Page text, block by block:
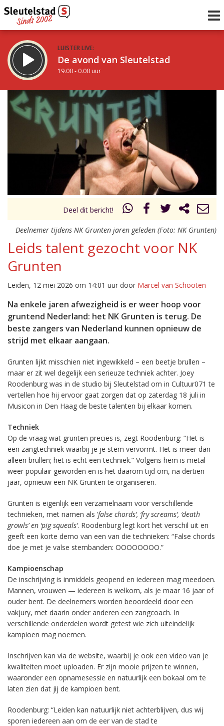
LUISTER LIVE:
De avond van Sleutelstad
19.00 - 0.00 uur
STRAKS:
De nacht van Sleutelstad
0.00 - 6.00 uur
Vorig uur
uur 1 van 0
Deel dit bericht!
Deelnemer tijdens NK Grunten jaren geleden (Foto: NK Grunten)
Leids talent gezocht voor NK
Grunten
Leiden, 12 mei 2026 om 14:01 uur door Marcel van Schooten
Na enkele jaren afwezigheid is er weer hoop voor
gruntend Nederland: het NK Grunten is terug. De
beste zangers van Nederland kunnen opnieuw de
strijd met elkaar aangaan.
Grunten lijkt misschien niet ingewikkeld – een beetje brullen –
maar er zit wel degelijk een serieuze techniek achter. Joey
Roodenburg was in de studio bij Sleutelstad om in Cultuur071 te
vertellen hoe hij ervoor gaat zorgen dat op zaterdag 18 juli in
Musicon in Den Haag de beste talenten bij elkaar komen.
Techniek
Op de vraag wat grunten precies is, zegt Roodenburg: “Het is
een zangtechniek waarbij je je stem vervormt. Het is meer dan
alleen brullen; het is echt een techniek.” Volgens hem is metal
weer populair geworden en is het daarom tijd om, na dertien
jaar, opnieuw een NK Grunten te organiseren.
Grunten is eigenlijk een verzamelnaam voor verschillende
technieken, met namen als ‘false chords’, ‘fry screams’, ‘death
growls’ en ‘pig squeals’. Roodenburg legt kort het verschil uit en
geeft een korte demo van een van die technieken: “False chords
doe je met je valse stembanden: OOOOOOOO.”
Kampioenschap
De inschrijving is inmiddels geopend en iedereen mag meedoen.
Mannen, vrouwen — iedereen is welkom, als je maar 16 jaar of
ouder bent. De deelnemers worden beoordeeld door een
vakjury, met daarin onder anderen een zangcoach. In
verschillende onderdelen wordt getest wie zich uiteindelijk
kampioen mag noemen.
Inschrijven kan via de website, waarbij je ook een video van je
kwaliteiten moet uploaden. Er zijn mooie prijzen te winnen,
waaronder een opnamesessie en natuurlijk een bokaal om te
laten zien dat jij de kampioen bent.
Roodenburg: “Leiden kan natuurlijk niet achterblijven, dus wij
sporen iedereen aan om de eer van de stad te